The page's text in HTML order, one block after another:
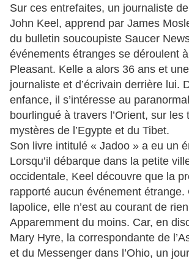
Sur ces entrefaites, un journaliste
John Keel, apprend par James
du bulletin soucoupiste Saucer
événements étranges se déroulent
Pleasant. Kelle a alors 36 ans et
journaliste et d’écrivain derrière lui.
enfance, il s’intéresse au
bourlingué à travers l’Orient, sur les
mystères de l’Egypte et du Tibet.
Son livre intitulé « Jadoo » a eu un
Lorsqu’il débarque dans la petite
occidentale, Keel découvre que la
rapporté aucun événement étrange.
lapolice, elle n’est au courant de
Apparemment du moins. Car, en
Mary Hyre, la correspondante de
et du Messenger dans l’Ohio, un